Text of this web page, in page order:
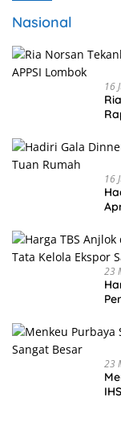
Nasional
16
16
23
23